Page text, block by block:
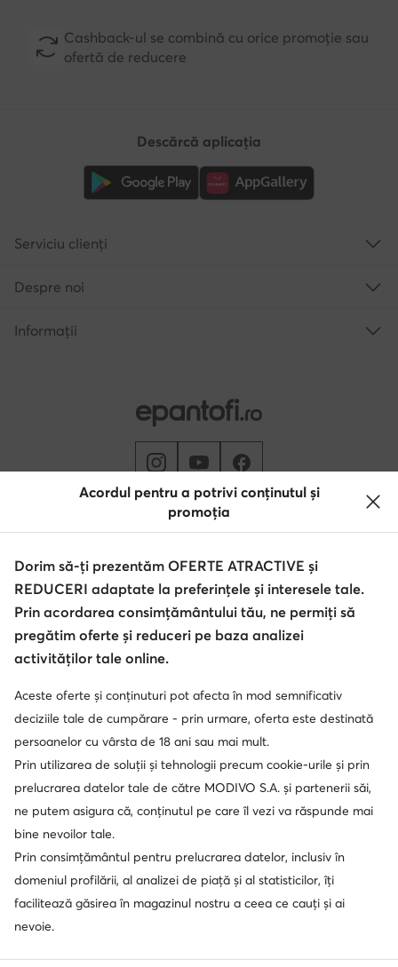
Cashback-ul se combină cu orice promoție sau
ofertă de reducere
Schimbă țara: Rumunia (RO)
Descărcă aplicația
Serviciu clienți
Despre noi
Informații
© epantofi.ro 2026
Regulament
Modifică setările
Politica de confidențialitate
Protecția datelor
Soluționarea alternativă a litigilor
Acordul pentru a potrivi conținutul și
promoția
Dorim să-ți prezentăm OFERTE ATRACTIVE și
REDUCERI adaptate la preferințele și interesele tale.
Prin acordarea consimțământului tău, ne permiți să
pregătim oferte și reduceri pe baza analizei
activităților tale online.
Aceste oferte și conținuturi pot afecta în mod semnificativ
deciziile tale de cumpărare - prin urmare, oferta este destinată
persoanelor cu vârsta de 18 ani sau mai mult.
Prin utilizarea de soluții și tehnologii precum cookie-urile și prin
prelucrarea datelor tale de către MODIVO S.A. și partenerii săi,
ne putem asigura că, conținutul pe care îl vezi va răspunde mai
bine nevoilor tale.
Prin consimțământul pentru prelucrarea datelor, inclusiv în
domeniul profilării, al analizei de piață și al statisticilor, îți
facilitează găsirea în magazinul nostru a ceea ce cauți și ai
nevoie.